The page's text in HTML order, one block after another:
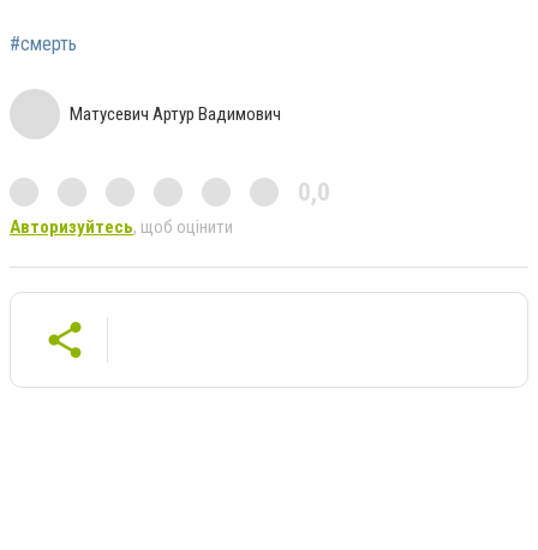
#смерть
Матусевич Артур Вадимович
0,0
Авторизуйтесь, щоб оцінити